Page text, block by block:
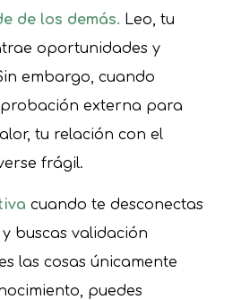
de los demás. Leo, tu
oportunidades y
embargo, cuando
externa para
tu relación con el
frágil.
cuando te desconectas
buscas validación
las cosas únicamente
puedes